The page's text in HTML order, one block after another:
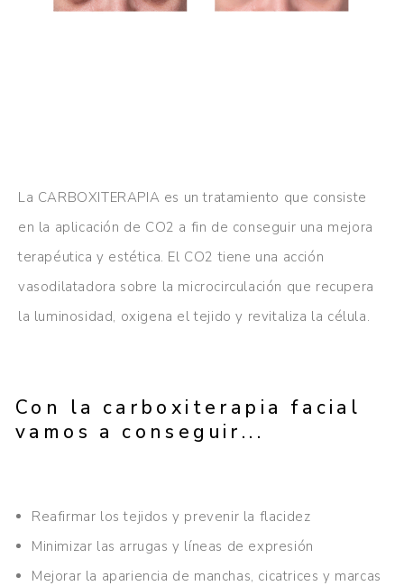
La CARBOXITERAPIA es un tratamiento que consiste
en la aplicación de CO2 a fin de conseguir una mejora
terapéutica y estética. El CO2 tiene una acción
vasodilatadora sobre la microcirculación que recupera
la luminosidad, oxigena el tejido y revitaliza la célula.
Con la carboxiterapia facial
vamos a conseguir...
Reafirmar los tejidos y prevenir la flacidez
Minimizar las arrugas y líneas de expresión
Mejorar la apariencia de manchas, cicatrices y marcas